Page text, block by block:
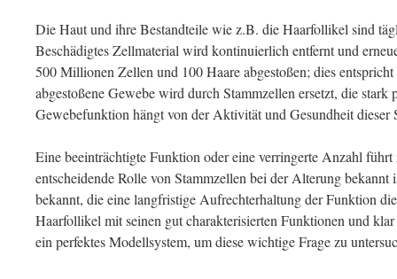
Die Haut und ihre Bestandteile wie z.B. die Haarfollikel sind
Beschädigtes Zellmaterial wird kontinuierlich entfernt und
500 Millionen Zellen und 100 Haare abgestoßen; dies
abgestoßene Gewebe wird durch Stammzellen ersetzt, die
Gewebefunktion hängt von der Aktivität und Gesundheit dieser
Eine beeinträchtigte Funktion oder eine verringerte Anzahl
entscheidende Rolle von Stammzellen bei der Alterung
bekannt, die eine langfristige Aufrechterhaltung der Funktion
Haarfollikel mit seinen gut charakterisierten Funktionen und
ein perfektes Modellsystem, um diese wichtige Frage zu